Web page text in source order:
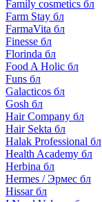
Family cosmetics бл
Farm Stay бл
FarmaVita бл
Finesse бл
Florinda бл
Food A Holic бл
Funs бл
Galacticos бл
Gosh бл
Hair Company бл
Hair Sekta бл
Halak Professional бл
Health Academy бл
Herbina бл
Hermes / Эрмес бл
Hissar бл